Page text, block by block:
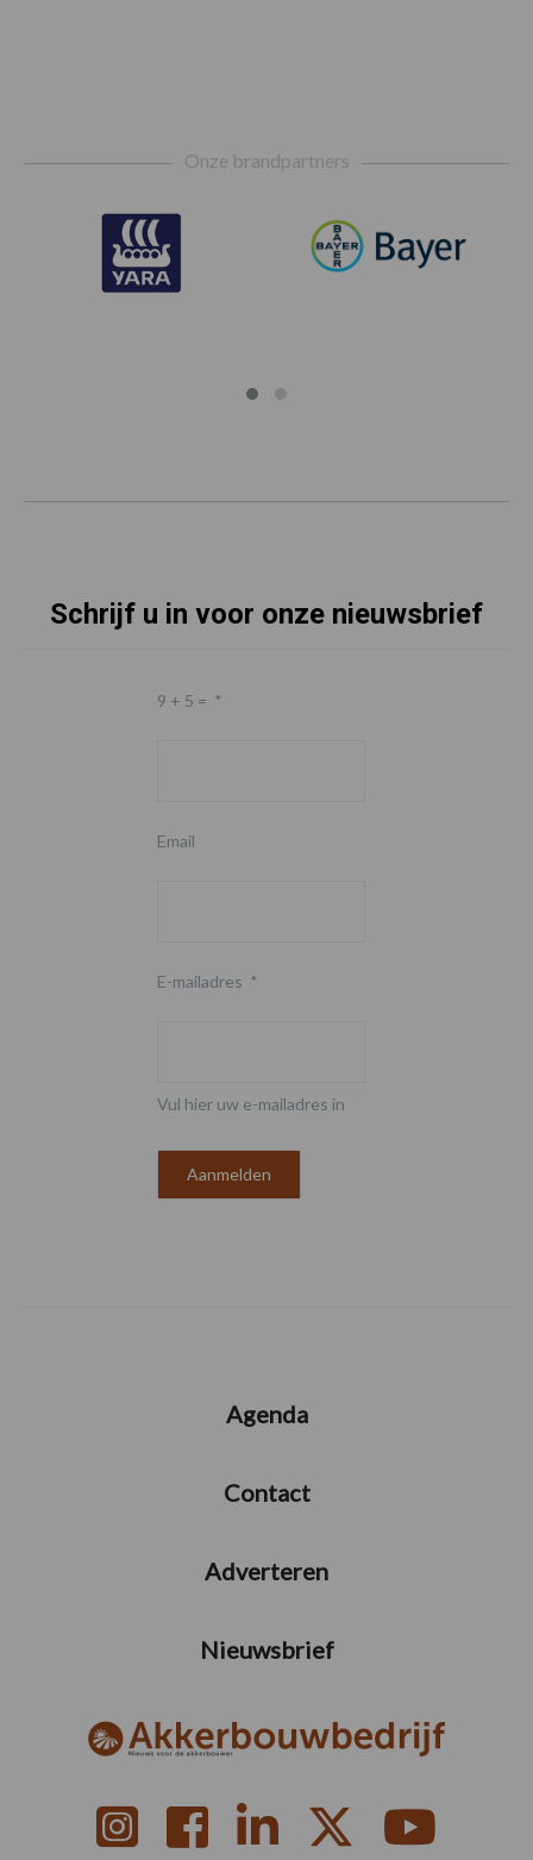
Onze brandpartners
Schrijf u in voor onze nieuwsbrief
9 + 5 = *
Email
E-mailadres *
Vul hier uw e-mailadres in
Agenda
Contact
Adverteren
Nieuwsbrief